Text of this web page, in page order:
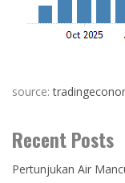
source:
Recent Posts
Pertunjukan Air